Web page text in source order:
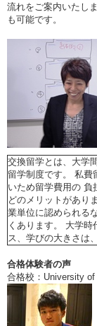
流れをご案内いたし
も可能です。
交換留学とは、大学
留学制度です。 私費
いため留学費用の 負
どのメリットがあり
業単位に認められる
くあります。 大学
ス、学びの大きさは
合格体験者の声
合格校：University